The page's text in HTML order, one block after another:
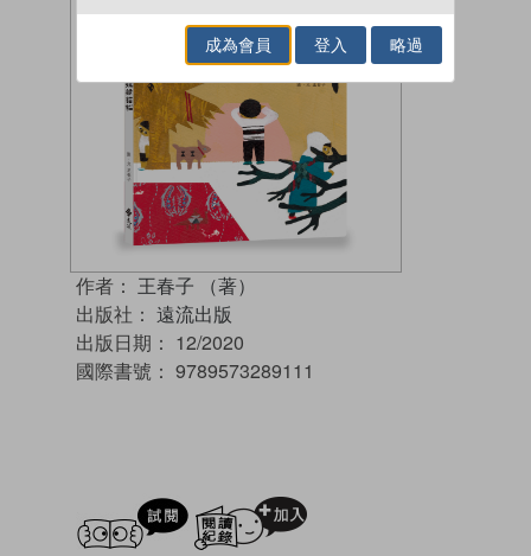
作者： 王春子 （著）
出版社： 遠流出版
出版日期： 12/2020
國際書號： 9789573289111
試閲
成為會員 登入 略過